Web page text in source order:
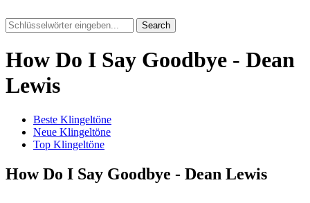
Search
How Do I Say Goodbye - Dean
Lewis
Beste Klingeltöne
Neue Klingeltöne
Top Klingeltöne
How Do I Say Goodbye - Dean Lewis